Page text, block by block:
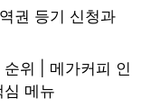
권 등기 신청과
위 | 메가커피 인
메뉴